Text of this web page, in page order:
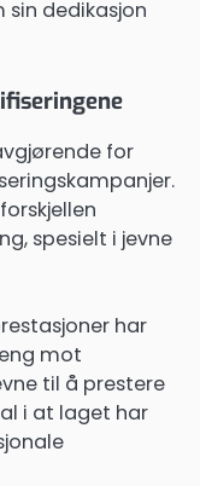
dedikasjon
for
spesielt i jevne
har
mot
til å prestere
i at laget har